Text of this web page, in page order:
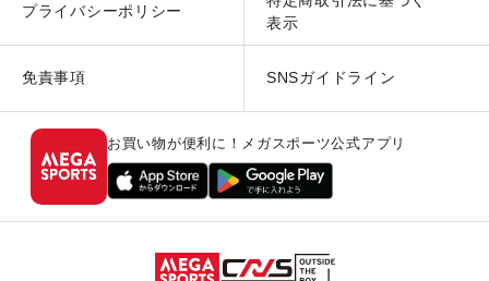
プライバシーポリシー
表示
免責事項 SNSガイドライン
お買い物が便利に！メガスポーツ公式アプリ